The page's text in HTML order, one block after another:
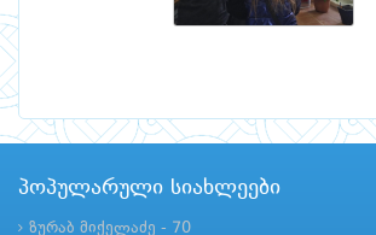
პოპულარული სიახლეები
ზურაბ მიქელაძე - 70